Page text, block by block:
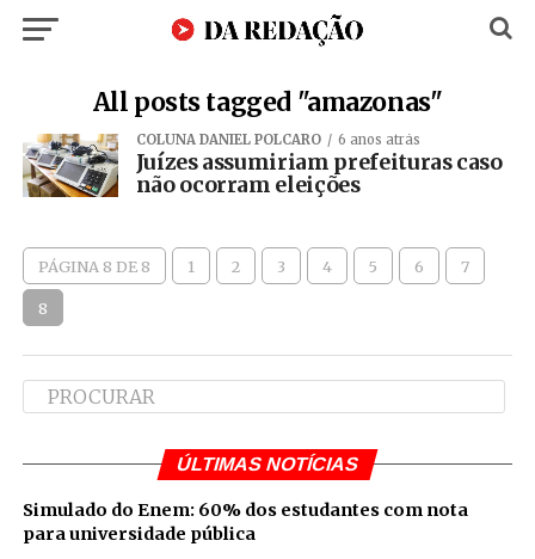
All posts tagged "amazonas"
COLUNA DANIEL POLCARO 6 anos atrás
Juízes assumiriam prefeituras caso
não ocorram eleições
PÁGINA 8 DE 8 1 2 3 4 5 6 7
8
ÚLTIMAS NOTÍCIAS
Simulado do Enem: 60% dos estudantes com nota
para universidade pública